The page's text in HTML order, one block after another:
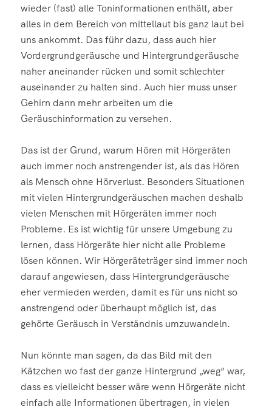
wieder (fast) alle Toninformationen enthält, aber
alles in dem Bereich von mittellaut bis ganz laut bei
uns ankommt. Das führ dazu, dass auch hier
Vordergrundgeräusche und Hintergrundgeräusche
naher aneinander rücken und somit schlechter
auseinander zu halten sind. Auch hier muss unser
Gehirn dann mehr arbeiten um die
Geräuschinformation zu versehen.
Das ist der Grund, warum Hören mit Hörgeräten
auch immer noch anstrengender ist, als das Hören
als Mensch ohne Hörverlust. Besonders Situationen
mit vielen Hintergrundgeräuschen machen deshalb
vielen Menschen mit Hörgeräten immer noch
Probleme. Es ist wichtig für unsere Umgebung zu
lernen, dass Hörgeräte hier nicht alle Probleme
lösen können. Wir Hörgeräteträger sind immer noch
darauf angewiesen, dass Hintergrundgeräusche
eher vermieden werden, damit es für uns nicht so
anstrengend oder überhaupt möglich ist, das
gehörte Geräusch in Verständnis umzuwandeln.
Nun könnte man sagen, da das Bild mit den
Kätzchen wo fast der ganze Hintergrund „weg“ war,
dass es vielleicht besser wäre wenn Hörgeräte nicht
einfach alle Informationen übertragen, in vielen